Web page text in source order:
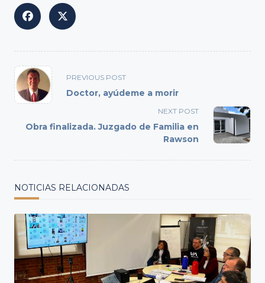
<span
class="nav-
subtitle
reader-
PREVIOUS POST
Doctor, ayúdeme a morir
NEXT POST
Obra finalizada. Juzgado de Familia en
Rawson
NOTICIAS RELACIONADAS